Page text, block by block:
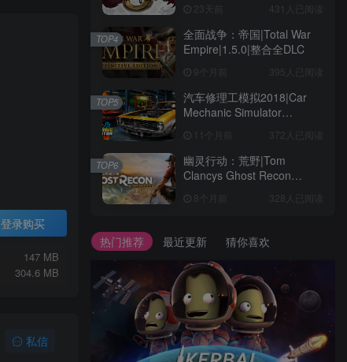
登录购买
147 MB
304.6 MB
私信
23天前 431人已阅读
全面战争：帝国|Total War
Empire|1.5.0|整合全DLC
9个月前 395人已阅读
TOP4
汽车修理工模拟2018|Car
Mechanic Simulator
11个月前 372人已阅读
TOP5
幽灵行动：荒野|Tom
Clancys Ghost Recon
DLC8个月前 328人已阅读
TOP6
热门推荐 最近更新 猜你喜欢